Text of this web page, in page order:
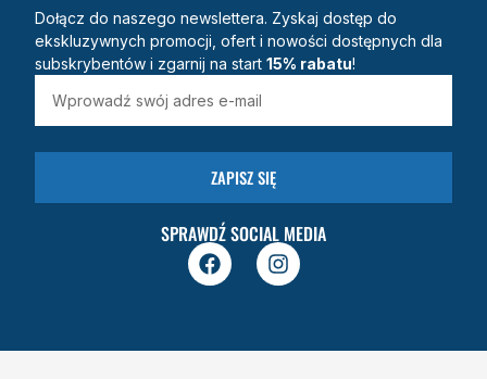
Dołącz do naszego newslettera. Zyskaj dostęp do
ekskluzywnych promocji, ofert i nowości dostępnych dla
subskrybentów i zgarnij na start 15% rabatu!
ZAPISZ SIĘ
SPRAWDŹ SOCIAL MEDIA
F
a
I
n